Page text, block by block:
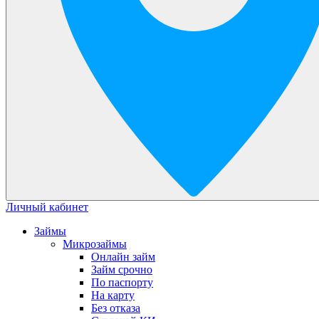
Личный кабинет
Займы
Микрозаймы
Онлайн займ
Займ срочно
По паспорту
На карту
Без отказа